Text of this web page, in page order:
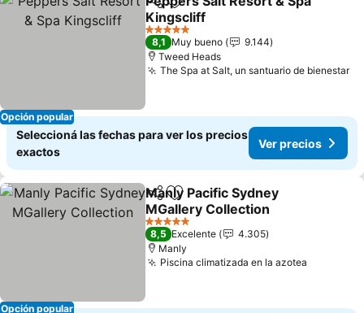
Opción popular
CompartirAñadir a favoritos
Kingscliff
5 Estrellas
8,1 Muy bueno
9.144
Tweed Heads
The Spa at Salt, un santuario de bienestar
Seleccioná las fechas para ver los precios
exactos
Ver precios
Opción popular
CompartirAñadir a favoritos
Manly Pacific Sydney
MGallery Collection
5 Estrellas
8,5 Excelente
4.305
Manly
Piscina climatizada en la azotea